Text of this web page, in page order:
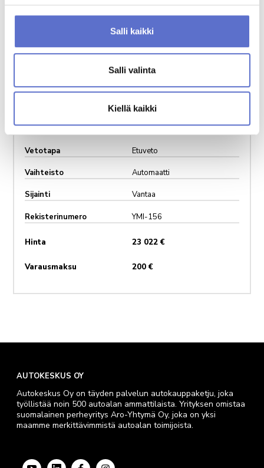
Salli kaikki
Salli valinta
Kiellä kaikki
2026
epäluku
Bensiini
Etuveto
Automaatti
Vantaa
YMI-156
23 022 €
200 €
Vuosimalli
Käyttövoima
Vetotapa
Vaihteisto
Sijainti
Rekisterinumero
Hinta
Varausmaksu
AUTOKESKUS OY
Autokeskus Oy on täyden palvelun autokauppaketju, joka
työllistää noin 500 autoalan ammattilaista. Yrityksen omistaa
suomalainen perheyritys Aro-Yhtymä Oy, joka on yksi
maamme merkittävimmistä autoalan toimijoista.